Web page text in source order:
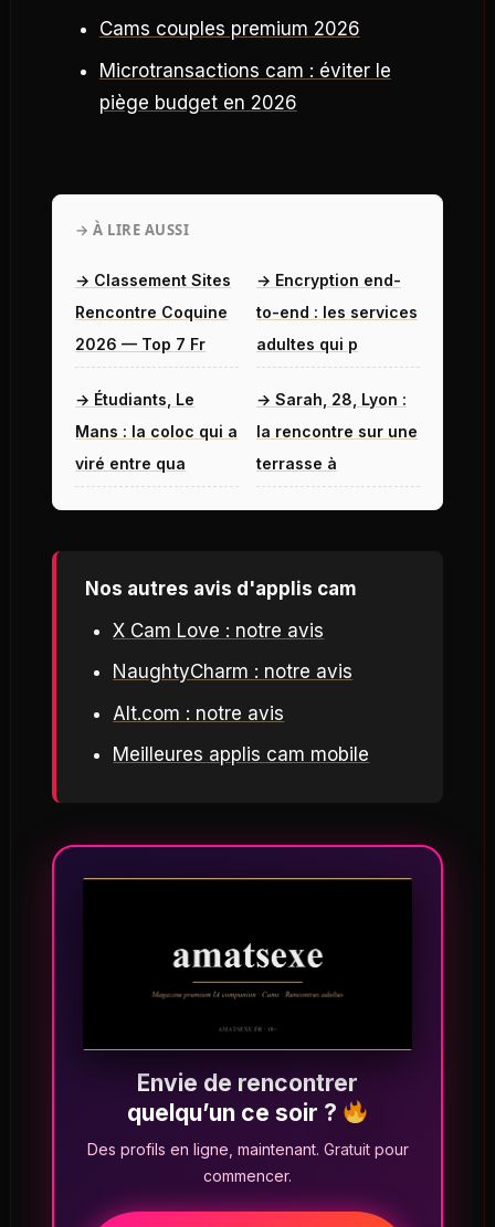
Cams couples premium 2026
Microtransactions cam : éviter le
piège budget en 2026
→ À LIRE AUSSI
→ Classement Sites
Rencontre Coquine
2026 — Top 7 Fr
→ Encryption end-
to-end : les services
adultes qui p
→ Étudiants, Le
Mans : la coloc qui a
viré entre qua
→ Sarah, 28, Lyon :
la rencontre sur une
terrasse à
Nos autres avis d'applis cam
X Cam Love : notre avis
NaughtyCharm : notre avis
Alt.com : notre avis
Meilleures applis cam mobile
Envie de rencontrer
quelqu’un ce soir ?
Des profils en ligne, maintenant. Gratuit pour
commencer.